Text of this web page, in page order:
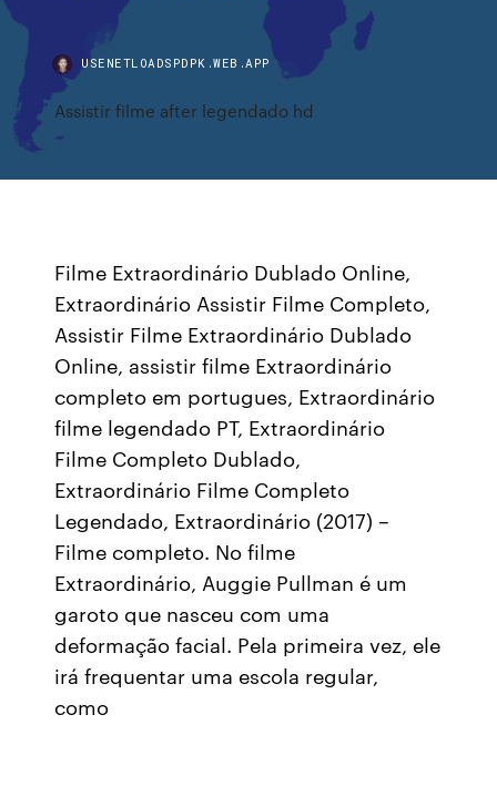
USENETLOADSPDPK.WEB.APP
Assistir filme after legendado hd
Filme Extraordinário Dublado Online,
Extraordinário Assistir Filme Completo,
Assistir Filme Extraordinário Dublado
Online, assistir filme Extraordinário
completo em portugues, Extraordinário
filme legendado PT, Extraordinário
Filme Completo Dublado,
Extraordinário Filme Completo
Legendado, Extraordinário (2017) –
Filme completo. No filme
Extraordinário, Auggie Pullman é um
garoto que nasceu com uma
deformação facial. Pela primeira vez, ele
irá frequentar uma escola regular,
como